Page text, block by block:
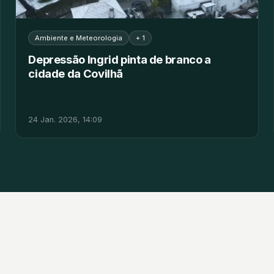
Ambiente e Meteorologia + 1
Depressão Ingrid pinta de branco a
cidade da Covilhã
24 Jan. 2026, 14:09